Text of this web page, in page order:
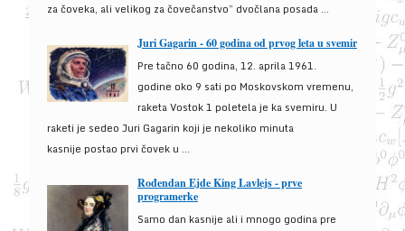
za čoveka, ali velikog za čovečanstvo” dvočlana posada ...
Juri Gagarin - 60 godina od prvog leta u svemir
Pre tačno 60 godina, 12. aprila 1961.
godine oko 9 sati po Moskovskom vremenu,
raketa Vostok 1 poletela je ka svemiru. U
raketi je sedeo Juri Gagarin koji je nekoliko minuta
kasnije postao prvi čovek u ...
Rođendan Ejde King Lavlejs - prve
programerke
Samo dan kasnije ali i mnogo godina pre